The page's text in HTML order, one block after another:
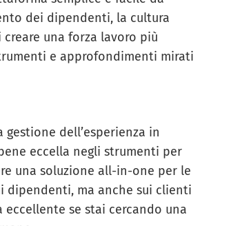
dei dipendenti, la cultura
una forza lavoro più
e approfondimenti mirati
dell’esperienza in
eccella negli strumenti per
una soluzione all-in-one per le
dipendenti, ma anche sui clienti
se stai cercando una